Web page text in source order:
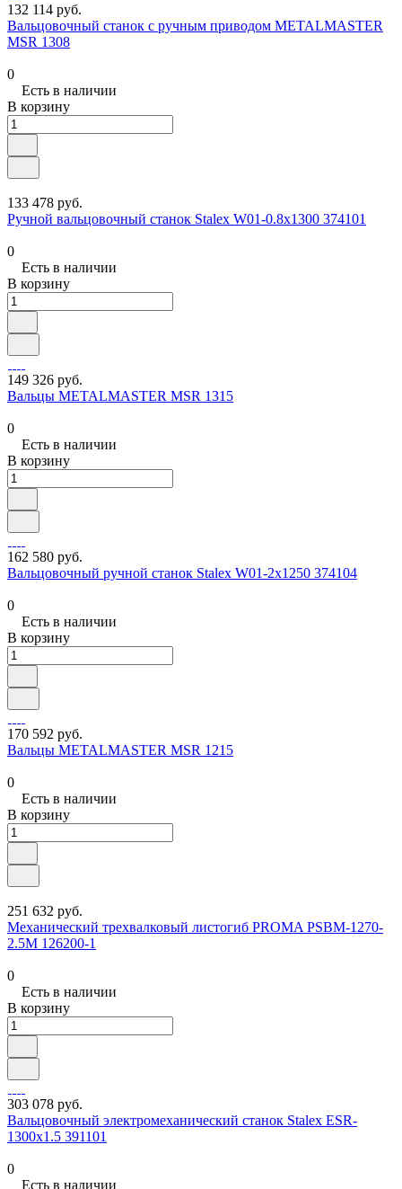
132 114 руб.
Вальцовочный станок с ручным приводом METALMASTER
MSR 1308
0
Есть в наличии
В корзину
133 478 руб.
Ручной вальцовочный станок Stalex W01-0.8х1300 374101
0
Есть в наличии
В корзину
149 326 руб.
Вальцы METALMASTER MSR 1315
0
Есть в наличии
В корзину
162 580 руб.
Вальцовочный ручной станок Stalex W01-2х1250 374104
0
Есть в наличии
В корзину
170 592 руб.
Вальцы METALMASTER MSR 1215
0
Есть в наличии
В корзину
251 632 руб.
Механический трехвалковый листогиб PROMA PSBM-1270-
2.5М 126200-1
0
Есть в наличии
В корзину
303 078 руб.
Вальцовочный электромеханический станок Stalex ESR-
1300х1.5 391101
0
Есть в наличии